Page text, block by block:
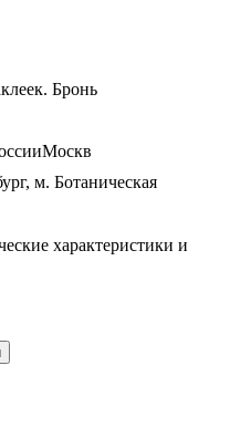
Бронь
м. Ботаническая
характеристики и